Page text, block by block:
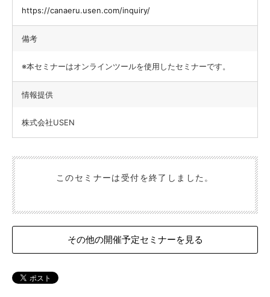
https://canaeru.usen.com/inquiry/
備考
※本セミナーはオンラインツールを使用したセミナーです。
情報提供
株式会社USEN
このセミナーは受付を終了しました。
その他の開催予定セミナーを見る